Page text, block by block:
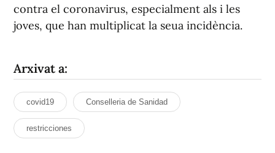
contra el coronavirus, especialment als i les
joves, que han multiplicat la seua incidència.
Arxivat a:
covid19 Conselleria de Sanidad
restricciones